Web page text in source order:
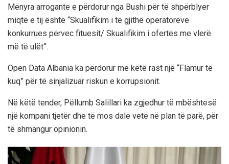
Mënyra arrogante e përdorur nga Bushi për të shpërblyer
miqtë e tij është “Skualifikim i të gjithë operatorëve
konkurrues përvec fituesit/ Skualifikim i ofertës me vlerë
më të ulët”.
Open Data Albania ka përdorur me këtë rast një “Flamur të
kuq” për të sinjalizuar riskun e korrupsionit.
Në këtë tender, Pëllumb Salillari ka zgjedhur të mbështesë
një kompani tjetër dhe të mos dalë vetë në plan të parë, për
të shmangur opinionin.